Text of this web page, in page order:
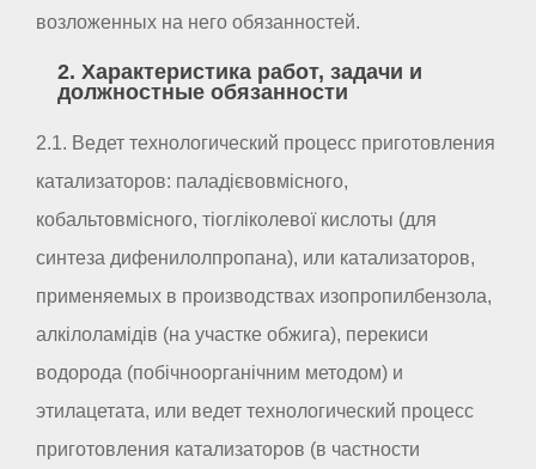
возложенных на него обязанностей.
2. Характеристика работ, задачи и
должностные обязанности
2.1. Ведет технологический процесс приготовления
катализаторов: паладієвовмісного,
кобальтовмісного, тіогліколевої кислоты (для
синтеза дифенилолпропана), или катализаторов,
применяемых в производствах изопропилбензола,
алкілоламідів (на участке обжига), перекиси
водорода (побічноорганічним методом) и
этилацетата, или ведет технологический процесс
приготовления катализаторов (в частности